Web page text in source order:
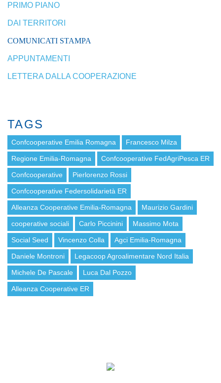
PRIMO PIANO
DAI TERRITORI
COMUNICATI STAMPA
APPUNTAMENTI
LETTERA DALLA COOPERAZIONE
TAGS
Confcooperative Emilia Romagna Francesco Milza
Regione Emilia-Romagna Confcooperative FedAgriPesca ER
Confcooperative Pierlorenzo Rossi
Confcooperative Federsolidarietà ER
Alleanza Cooperative Emilia-Romagna Maurizio Gardini
cooperative sociali Carlo Piccinini Massimo Mota
Social Seed Vincenzo Colla Agci Emilia-Romagna
Daniele Montroni Legacoop Agroalimentare Nord Italia
Michele De Pascale Luca Dal Pozzo
Alleanza Cooperative ER